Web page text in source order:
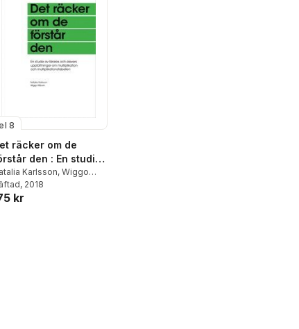
8
räcker om de
den : En studie
lärares och elevers
om
och
Karlsson, Wiggo
, 2018
kr